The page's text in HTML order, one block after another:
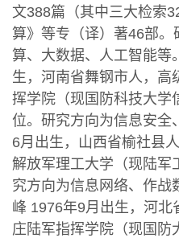
文388篇（其中三大检索
算》等专（译）著46部
算、大数据、人工智能等
生，河南省舞钢市人，高
挥学院（现国防科技大学
位。研究方向为信息安全
6月出生，山西省榆社县
解放军理工大学（现陆军
究方向为信息网络、作战
峰 1976年9月出生，河
庄陆军指挥学院（现国防